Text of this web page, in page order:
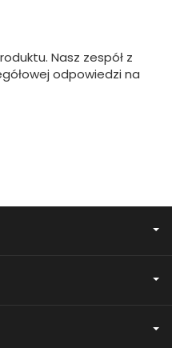
Nasz zespół z
odpowiedzi na